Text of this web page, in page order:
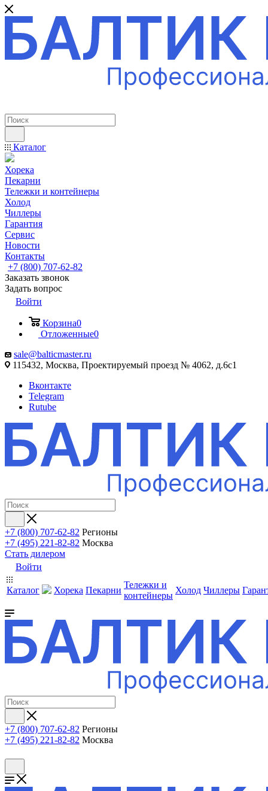
Каталог
Хорека
Пекарни
Тележки и контейнеры
Холод
Чиллеры
Гарантия
Сервис
Новости
Контакты
+7 (800) 707-62-82
Заказать звонок
Задать вопрос
Войти
Корзина0
Отложенные0
sale@balticmaster.ru
115432, Москва, Проектируемый проезд № 4062, д.6с1
Вконтакте
Telegram
Rutube
+7 (800) 707-62-82 Регионы
+7 (495) 221-82-82 Москва
Стать дилером
Войти
Каталог Хорека Пекарни
Тележки и
контейнеры
Холод Чиллеры
+7 (800) 707-62-82 Регионы
+7 (495) 221-82-82 Москва